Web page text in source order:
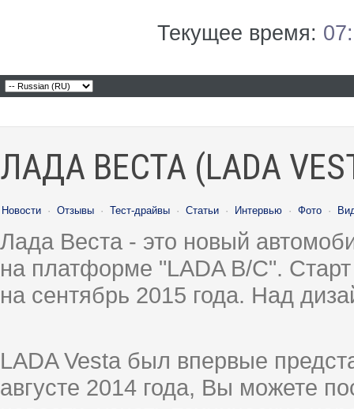
Текущее время:
ЛАДА ВЕСТА (LADA
Новости · Отзывы · Тест-драйвы · Статьи · Интервью · Фото ·
Лада Веста - это новый
на платформе "LADA B/C".
на сентябрь 2015 года. Над
LADA Vesta был впервые
августе 2014 года, Вы можете